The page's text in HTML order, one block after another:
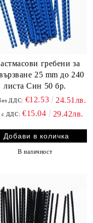
гребени за
25 mm до 240
листа Син 50 бр.
ДДС: €12.53 24.51лв.
с ДДС: €15.04 29.42лв.
В наличност